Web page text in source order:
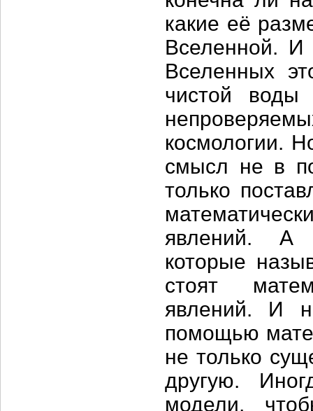
какие её
Вселенной. И
Вселенных
чистой воды
космологии.
смысл не в
только
явлений. А
которые
стоят
явлений. И
помощью
не только
другую.
модели,